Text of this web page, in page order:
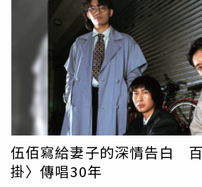
少觀眾直言「整場從頭哭到尾」，現
出推向最高潮。曹格2026《打開耳朵
於上周末在上海震撼揭幕。（圖／滾
型舞台，
曹格坦言緊張到一度忘記開
「殿堂級高音」依舊穩定且爆發力十
討論熱度居高不下，歌迷紛紛感嘆「
站落幕後，巡演將接力前往廣州、北
伍佰寫給妻子的深情告白
掛〉傳唱30年